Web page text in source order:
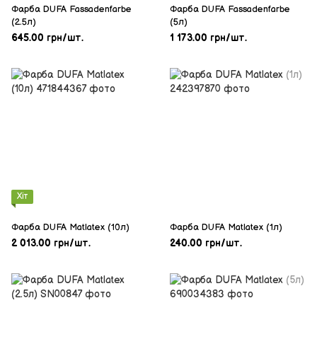
Фарба DUFA Fassadenfarbe
(2.5л)
645.00 грн/шт.
Фарба DUFA Fassadenfarbe
(5л)
1 173.00 грн/шт.
Хіт
Фарба DUFA Matlatex (10л)
2 013.00 грн/шт.
Фарба DUFA Matlatex (1л)
240.00 грн/шт.